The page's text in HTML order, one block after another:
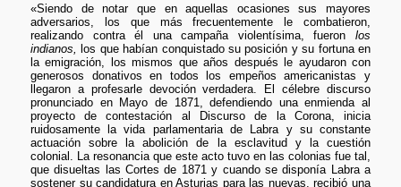
«Siendo de notar que en aquellas ocasiones sus mayores
adversarios, los que más frecuentemente le combatieron,
realizando contra él una campaña violentísima, fueronlos
indianos,
los que habían conquistado su posición y su fortuna en
la emigración, los mismos que años después le ayudaron con
generosos donativos en todos los empeños americanistas y
llegaron a profesarle devoción verdadera. El célebre discurso
pronunciado en Mayo de 1871, defendiendo una enmienda al
proyecto de contestación al Discurso de la Corona, inicia
ruidosamente la vida parlamentaria de Labra y su constante
actuación sobre la abolición de la esclavitud y la cuestión
colonial. La resonancia que este acto tuvo en las colonias fue tal,
que disueltas las Cortes de 1871 y cuando se disponía Labra a
sostener su candidatura en Asturias para las nuevas, recibió una